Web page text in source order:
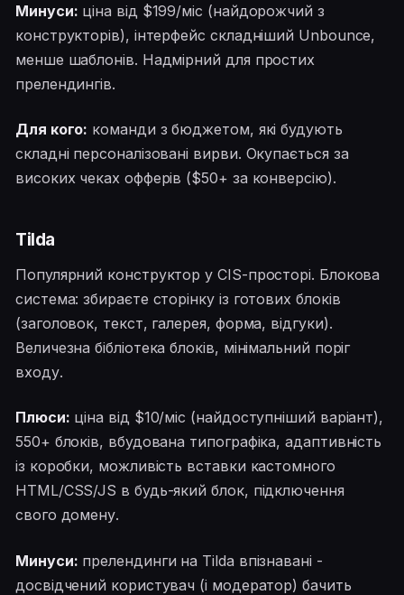
Минуси: ціна від $199/міс (найдорожчий з
конструкторів), інтерфейс складніший Unbounce,
менше шаблонів. Надмірний для простих
прелендингів.
Для кого: команди з бюджетом, які будують
складні персоналізовані вирви. Окупається за
високих чеках офферів ($50+ за конверсію).
Tilda
Популярний конструктор у CIS-просторі. Блокова
система: збираєте сторінку із готових блоків
(заголовок, текст, галерея, форма, відгуки).
Величезна бібліотека блоків, мінімальний поріг
входу.
Плюси: ціна від $10/міс (найдоступніший варіант),
550+ блоків, вбудована типографіка, адаптивність
із коробки, можливість вставки кастомного
HTML/CSS/JS в будь-який блок, підключення
свого домену.
Минуси: прелендинги на Tilda впізнавані -
досвідчений користувач (і модератор) бачить